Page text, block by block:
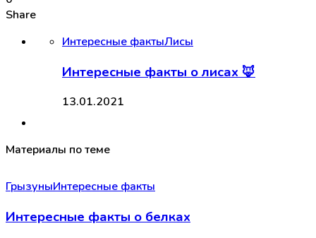
Share
Интересные фактыЛисы
Интересные факты о лисах 🦊
13.01.2021
Материалы по теме
ГрызуныИнтересные факты
Интересные факты о белках